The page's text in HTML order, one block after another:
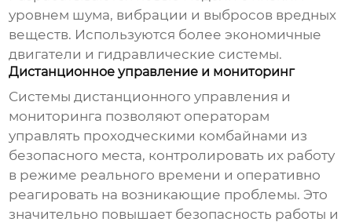
уровнем шума, вибрации и выбросов вредных
веществ. Используются более экономичные
двигатели и гидравлические системы.
Дистанционное управление и мониторинг
Системы дистанционного управления и
мониторинга позволяют операторам
управлять проходческими комбайнами из
безопасного места, контролировать их работу
в режиме реального времени и оперативно
реагировать на возникающие проблемы. Это
значительно повышает безопасность работы и